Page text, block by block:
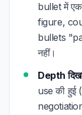
bullet में
figure,
bullets
नहीं।
Depth
use की